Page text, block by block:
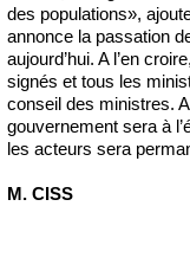
des populations»,
annonce la passation
aujourd’hui. A l’en
signés et tous les
conseil des ministres.
gouvernement sera à
les acteurs sera
M. CISS